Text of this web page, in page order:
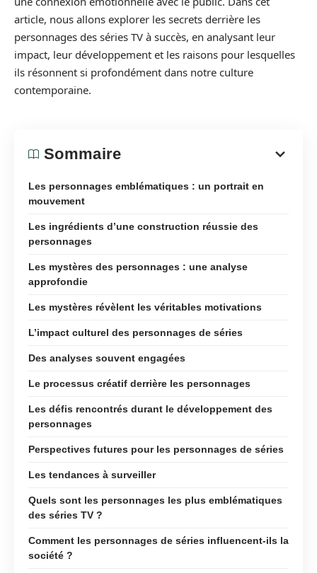
article, nous allons explorer les secrets derrière les
personnages des séries TV à succès, en analysant leur
impact, leur développement et les raisons pour lesquelles
ils résonnent si profondément dans notre culture
contemporaine.
Sommaire
Les personnages emblématiques : un portrait en
mouvement
Les ingrédients d’une construction réussie des
personnages
Les mystères des personnages : une analyse
approfondie
Les mystères révèlent les véritables motivations
L’impact culturel des personnages de séries
Des analyses souvent engagées
Le processus créatif derrière les personnages
Les défis rencontrés durant le développement des
personnages
Perspectives futures pour les personnages de séries
Les tendances à surveiller
Quels sont les personnages les plus emblématiques
des séries TV ?
Comment les personnages de séries influencent-ils la
société ?